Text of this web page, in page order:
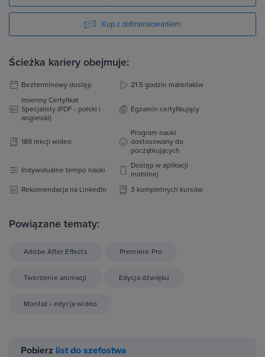
Kup z dofinansowaniem
Ścieżka kariery obejmuje:
Bezterminowy dostęp
21.5 godzin materiałów
Imienny Certyfikat
Specjalisty (PDF - polski i
angielski)
Egzamin certyfikujący
189 lekcji wideo
Program nauki
dostosowany do
początkujących
Indywidualne tempo nauki
Dostęp w aplikacji
mobilnej
Rekomendacja na LinkedIn
3 kompletnych kursów
Powiązane tematy:
Adobe After Effects Premiere Pro
Tworzenie animacji Edycja dźwięku
Montaż i edycja wideo
Pobierz list do szefostwa